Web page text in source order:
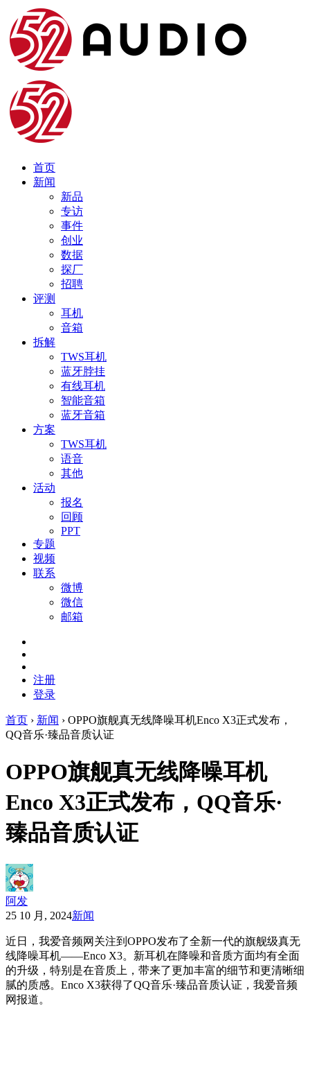
首页
新闻
新品
专访
事件
创业
数据
探厂
招聘
评测
耳机
音箱
拆解
TWS耳机
蓝牙脖挂
有线耳机
智能音箱
蓝牙音箱
方案
TWS耳机
语音
其他
活动
报名
回顾
PPT
专题
视频
联系
微博
微信
邮箱
注册
登录
首页 › 新闻 › OPPO旗舰真无线降噪耳机Enco X3正式发布，
QQ音乐·臻品音质认证
OPPO旗舰真无线降噪耳机
Enco X3正式发布，QQ音乐·
臻品音质认证
阿发
25 10 月, 2024新闻
近日，我爱音频网关注到OPPO发布了全新一代的旗舰级真无
线降噪耳机——Enco X3。新耳机在降噪和音质方面均有全面
的升级，特别是在音质上，带来了更加丰富的细节和更清晰细
腻的质感。Enco X3获得了QQ音乐·臻品音质认证，我爱音频
网报道。